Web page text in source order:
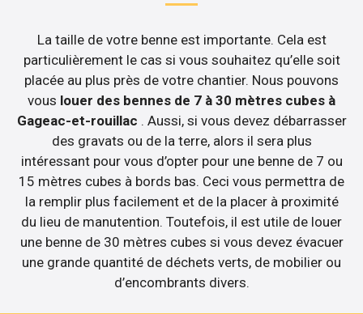
La taille de votre benne est importante. Cela est
particulièrement le cas si vous souhaitez qu’elle soit
placée au plus près de votre chantier. Nous pouvons
vous louer des bennes de 7 à 30 mètres cubes à
Gageac-et-rouillac . Aussi, si vous devez débarrasser
des gravats ou de la terre, alors il sera plus
intéressant pour vous d’opter pour une benne de 7 ou
15 mètres cubes à bords bas. Ceci vous permettra de
la remplir plus facilement et de la placer à proximité
du lieu de manutention. Toutefois, il est utile de louer
une benne de 30 mètres cubes si vous devez évacuer
une grande quantité de déchets verts, de mobilier ou
d’encombrants divers.